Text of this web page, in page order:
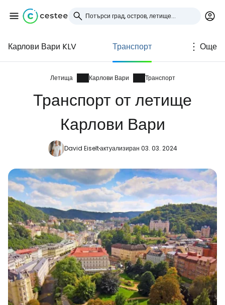
Карлови Вари KLV Транспорт Още
Летища Карлови Вари Транспорт
Транспорт от летище
Карлови Вари
David Eiseltактуализиран 03. 03. 2024
Влезте в Cestee
... световната общност на туристите
Продължете с Google
Продължете с Facebook
Продължете с имейл